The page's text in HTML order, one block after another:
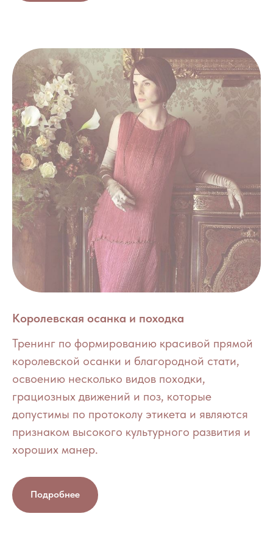
Королевская осанка и походка
Тренинг по формированию красивой прямой
королевской осанки и благородной стати,
освоению несколько видов походки,
грациозных движений и поз, которые
допустимы по протоколу этикета и являются
признаком высокого культурного развития и
хороших манер.
Подробнее